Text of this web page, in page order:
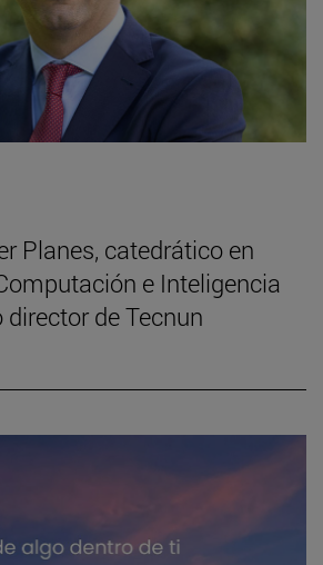
Planes, catedrático en
e Inteligencia
de Tecnun